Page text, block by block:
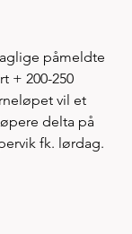
påmeldte
+ 200-250
vil et
delta på
fk. lørdag.